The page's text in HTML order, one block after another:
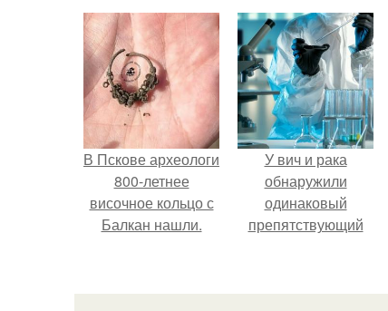
В Пскове археологи
800-летнее
височное кольцо с
Балкан нашли.
У вич и рака
обнаружили
одинаковый
препятствующий